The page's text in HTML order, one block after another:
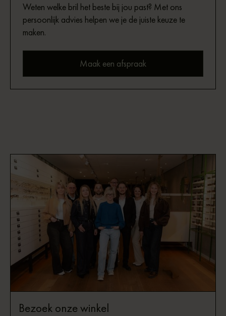
Weten welke bril het beste bij jou past? Met ons
persoonlijk advies helpen we je de juiste keuze te
maken.
Maak een afspraak
Bezoek onze winkel